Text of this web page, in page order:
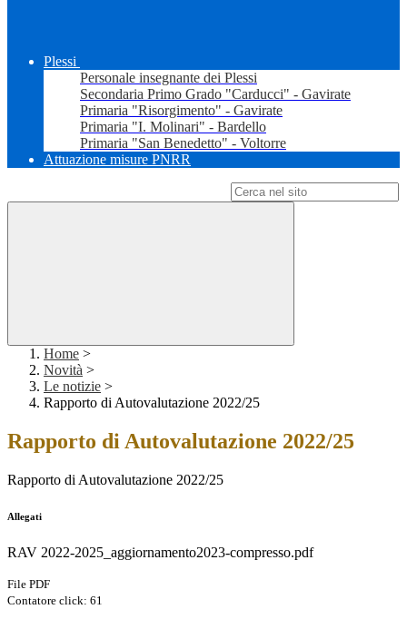
Plessi
Personale insegnante dei Plessi
Secondaria Primo Grado "Carducci" - Gavirate
Primaria "Risorgimento" - Gavirate
Primaria "I. Molinari" - Bardello
Primaria "San Benedetto" - Voltorre
Attuazione misure PNRR
Home >
Novità >
Le notizie >
Rapporto di Autovalutazione 2022/25
Rapporto di Autovalutazione 2022/25
Rapporto di Autovalutazione 2022/25
Allegati
RAV 2022-2025_aggiornamento2023-compresso.pdf
File PDF
Contatore click: 61